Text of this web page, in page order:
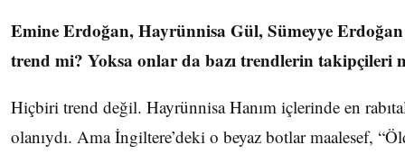
Emine Erdoğan, Hayrünnisa Gül, Sümeyye
trend mi? Yoksa onlar da bazı trendlerin takipçileri
Hiçbiri trend değil. Hayrünnisa Hanım içlerinde en
olanıydı. Ama İngiltere’deki o beyaz botlar maalesef,